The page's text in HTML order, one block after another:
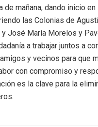
de mañana, dando inicio
las Colonias de
y José María Morelos y
a trabajar juntos a
y vecinos para que
con compromiso y
es la clave para la